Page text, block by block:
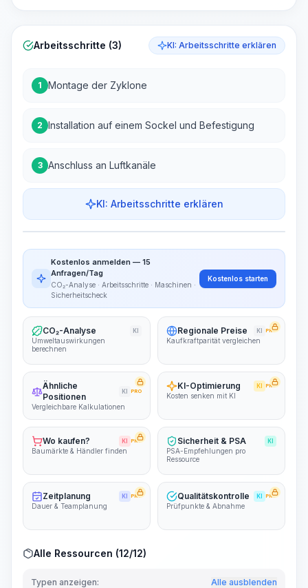
Arbeitsschritte (3) KI: Arbeitsschritte erklären
1 Montage der Zyklone
2 Installation auf einem Sockel und Befestigung
3 Anschluss an Luftkanäle
KI: Arbeitsschritte erklären
Arbeitsschritte
~15-30 Sek.
Kostenlos anmelden — 15
Anfragen/Tag
CO₂-Analyse · Arbeitsschritte · Maschinen ·
Sicherheitscheck
Kostenlos starten
CO₂-Analyse KI
Umweltauswirkungen
berechnen
Regionale Preise KI PRO
Kaufkraftparität vergleichen
Ähnliche
Positionen
KI PRO
Vergleichbare Kalkulationen
KI-Optimierung KI PRO
Kosten senken mit KI
Wo kaufen? KI PRO
Baumärkte & Händler finden
Sicherheit & PSA KI
PSA-Empfehlungen pro
Ressource
Zeitplanung KI PRO
Dauer & Teamplanung
Qualitätskontrolle KI PRO
Prüfpunkte & Abnahme
Alle Ressourcen (12/12)
Typen anzeigen: Alle ausblenden